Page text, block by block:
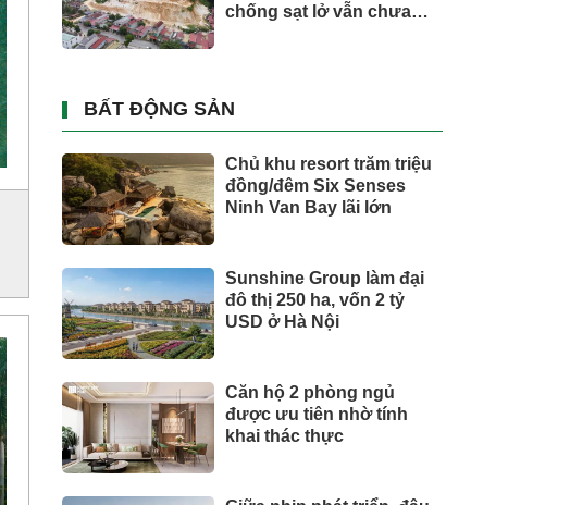
chống sạt lở vẫn chưa
BẤT ĐỘNG SẢN
Chủ khu resort trăm triệu
đồng/đêm Six Senses
Ninh Van Bay lãi lớn
Sunshine Group làm đại
đô thị 250 ha, vốn 2 tỷ
USD ở Hà Nội
Căn hộ 2 phòng ngủ
được ưu tiên nhờ tính
khai thác thực